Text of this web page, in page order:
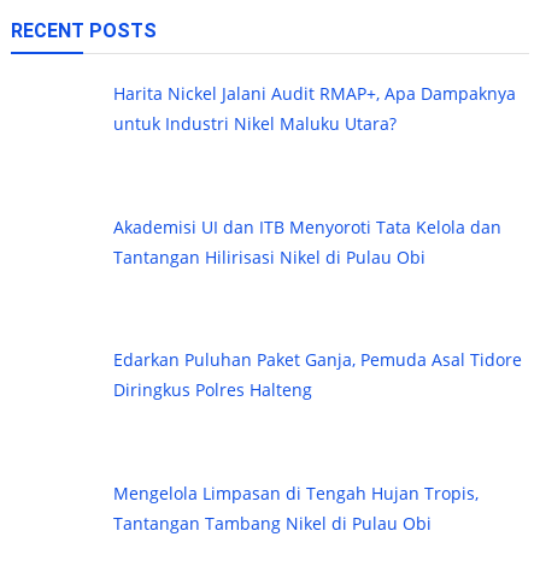
RECENT POSTS
Harita Nickel Jalani Audit RMAP+, Apa Dampaknya
untuk Industri Nikel Maluku Utara?
Akademisi UI dan ITB Menyoroti Tata Kelola dan
Tantangan Hilirisasi Nikel di Pulau Obi
Edarkan Puluhan Paket Ganja, Pemuda Asal Tidore
Diringkus Polres Halteng
Mengelola Limpasan di Tengah Hujan Tropis,
Tantangan Tambang Nikel di Pulau Obi